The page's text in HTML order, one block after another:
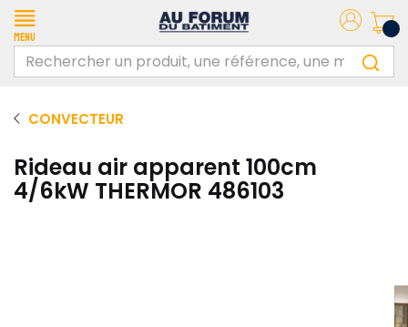
Menu
CONVECTEUR
Rideau air apparent 100cm
4/6kW THERMOR 486103